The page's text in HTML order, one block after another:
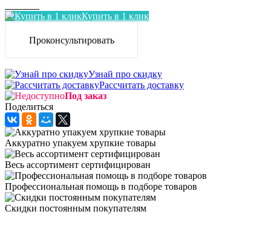
Купить в 1 клик
Проконсультировать
Узнай про скидку
Рассчитать доставку
Под заказ
Поделиться
Аккуратно упакуем хрупкие товары
Весь ассортимент сертифицирован
Профессиональная помощь в подборе товаров
Скидки постоянным покупателям